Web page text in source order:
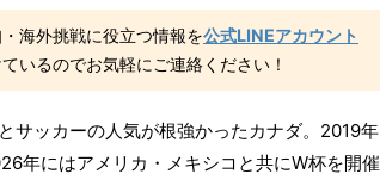
海外挑戦に役立つ情報を公式LINEアカウント
いるのでお気軽にご連絡ください！
サッカーの人気が根強かったカナダ。2019年
年にはアメリカ・メキシコと共にW杯を開催